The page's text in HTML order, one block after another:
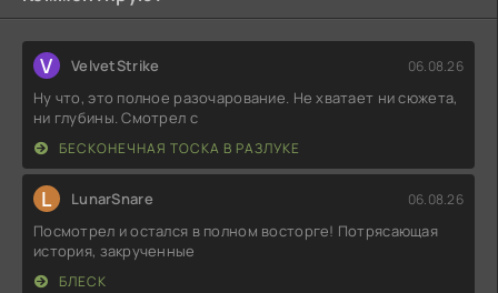
V VelvetStrike 06.08.26
Ну что, это полное разочарование. Не хватает ни сюжета,
ни глубины. Смотрел с
БЕСКОНЕЧНАЯ ТОСКА В РАЗЛУКЕ
L LunarSnare 06.08.26
Посмотрел и остался в полном восторге! Потрясающая
история, закрученные
БЛЕСК